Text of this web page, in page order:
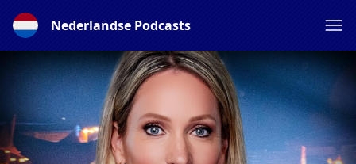
Nederlandse Podcasts